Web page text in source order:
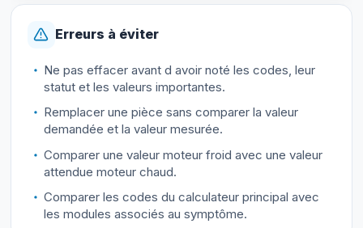
Erreurs à éviter
Ne pas effacer avant d avoir noté les codes, leur
statut et les valeurs importantes.
Remplacer une pièce sans comparer la valeur
demandée et la valeur mesurée.
Comparer une valeur moteur froid avec une valeur
attendue moteur chaud.
Comparer les codes du calculateur principal avec
les modules associés au symptôme.